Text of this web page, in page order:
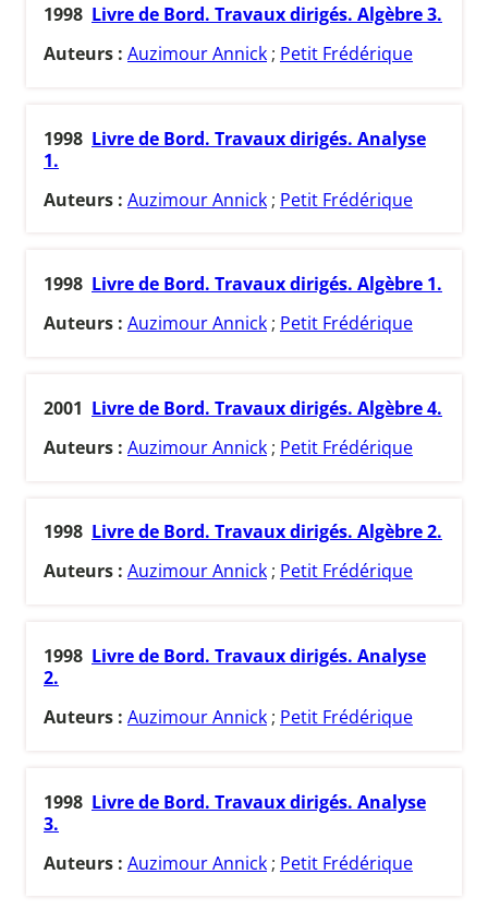
1998 Livre de Bord. Travaux dirigés. Algèbre 3.
Auteurs : Auzimour Annick ; Petit Frédérique
1998 Livre de Bord. Travaux dirigés. Analyse
1.
Auteurs : Auzimour Annick ; Petit Frédérique
1998 Livre de Bord. Travaux dirigés. Algèbre 1.
Auteurs : Auzimour Annick ; Petit Frédérique
2001 Livre de Bord. Travaux dirigés. Algèbre 4.
Auteurs : Auzimour Annick ; Petit Frédérique
1998 Livre de Bord. Travaux dirigés. Algèbre 2.
Auteurs : Auzimour Annick; Petit Frédérique
1998 Livre de Bord. Travaux dirigés. Analyse
2.
Auteurs : Auzimour Annick ; Petit Frédérique
1998 Livre de Bord. Travaux dirigés. Analyse
3.
Auteurs : Auzimour Annick ; Petit Frédérique